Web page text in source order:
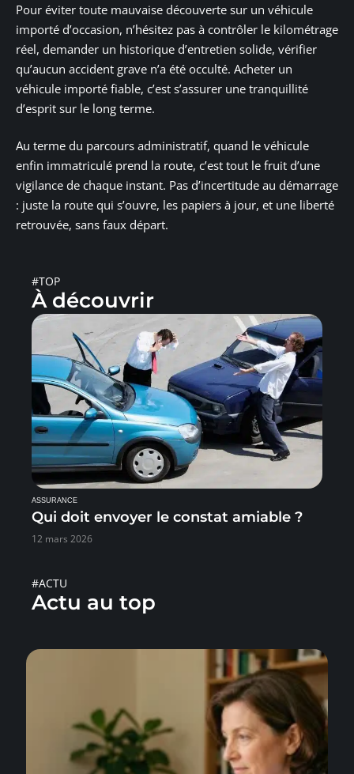
Pour éviter toute mauvaise découverte sur un véhicule
importé d’occasion, n’hésitez pas à contrôler le kilométrage
réel, demander un historique d’entretien solide, vérifier
qu’aucun accident grave n’a été occulté. Acheter un
véhicule importé fiable, c’est s’assurer une tranquillité
d’esprit sur le long terme.
Au terme du parcours administratif, quand le véhicule
enfin immatriculé prend la route, c’est tout le fruit d’une
vigilance de chaque instant. Pas d’incertitude au démarrage
: juste la route qui s’ouvre, les papiers à jour, et une liberté
retrouvée, sans faux départ.
#TOP
À découvrir
ASSURANCE
Qui doit envoyer le constat amiable ?
12 mars 2026
#ACTU
Actu au top